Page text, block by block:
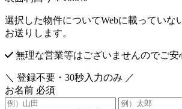
選択した物件についてWebに載っていな
お送りします。
無理な営業等はございませんのでご安
＼ 登録不要・30秒入力のみ ／
お名前 必須